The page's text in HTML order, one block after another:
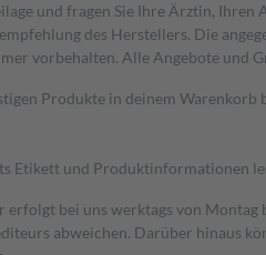
und fragen Sie Ihre Ärztin,
des Herstellers. Die
vorbehalten. Alle Angebote und
Produkte in deinem
Etikett und Produktinformationen
bei uns werktags von
abweichen. Darüber hinaus